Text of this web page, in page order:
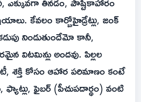
కేవలం కార్బోహైడ్రేట్లు, జంక్
నిండుతుందేమో కానీ,
విటమిన్లు అందవు. పిల్లల
శక్తి కోసం ఆహార పరిమాణం కంటే
ఫ్యాట్లు, ఫైబర్ (పీచుపదార్థం) వంటి